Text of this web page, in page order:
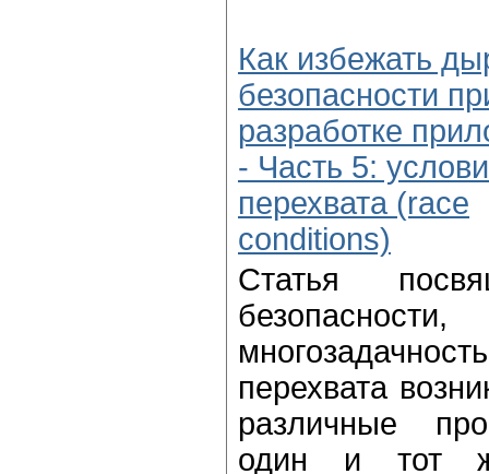
Как избежать
безопасности
разработке
- Часть 5:
перехвата (race
conditions)
Статья
перехвата
различные
один и тот